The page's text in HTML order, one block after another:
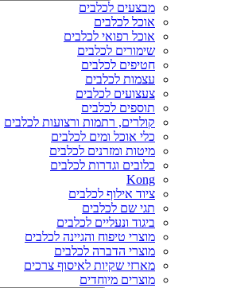
מבצעים לכלבים
אוכל לכלבים
אוכל רפואי לכלבים
שימורים לכלבים
חטיפים לכלבים
עצמות לכלבים
צעצועים לכלבים
תוספים לכלבים
קולרים, רתמות ורצועות לכלבים
כלי אוכל ומים לכלבים
מיטות ומזרנים לכלבים
כלובים וגדרות לכלבים
Kong
ציוד אילוף לכלבים
תגי שם לכלבים
ביגוד ונעליים לכלבים
מוצרי טיפוח והגיינה לכלבים
מוצרי הדברה לכלבים
מארזי שקיות לאיסוף צרכים
מוצרים מיוחדים